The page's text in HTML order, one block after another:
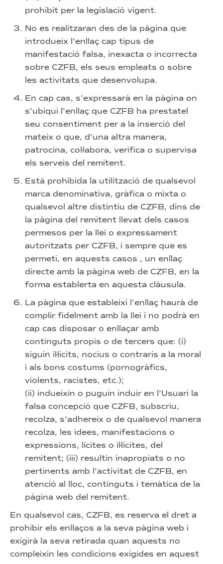
prohibit per la legislació vigent.
No es realitzaran des de la pàgina que
introdueix l’enllaç cap tipus de
manifestació falsa, inexacta o incorrecta
sobre CZFB, els seus empleats o sobre
les activitats que desenvolupa.
En cap cas, s’expressarà en la pàgina on
s’ubiqui l’enllaç que CZFB ha prestatel
seu consentiment per a la inserció del
mateix o que, d’una altra manera,
patrocina, col·labora, verifica o supervisa
els serveis del remitent.
Està prohibida la utilització de qualsevol
marca denominativa, gràfica o mixta o
qualsevol altre distintiu de CZFB, dins de
la pàgina del remitent llevat dels casos
permesos per la llei o expressament
autoritzats per CZFB, i sempre que es
permeti, en aquests casos , un enllaç
directe amb la pàgina web de CZFB, en la
forma establerta en aquesta clàusula.
La pàgina que estableixi l’enllaç haurà de
complir fidelment amb la llei i no podrà en
cap cas disposar o enllaçar amb
continguts propis o de tercers que: (i)
siguin il·lícits, nocius o contraris a la moral
i als bons costums (pornogràfics,
violents, racistes, etc.);
(ii) indueixin o puguin induir en l’Usuari la
falsa concepció que CZFB, subscriu,
recolza, s’adhereix o de qualsevol manera
recolza, les idees, manifestacions o
expressions, lícites o il·lícites, del
remitent; (iii) resultin inapropiats o no
pertinents amb l’activitat de CZFB, en
atenció al lloc, continguts i temàtica de la
pàgina web del remitent.
En qualsevol cas, CZFB, es reserva el dret a
prohibir els enllaços a la seva pàgina web i
exigirà la seva retirada quan aquests no
compleixin les condicions exigides en aquest